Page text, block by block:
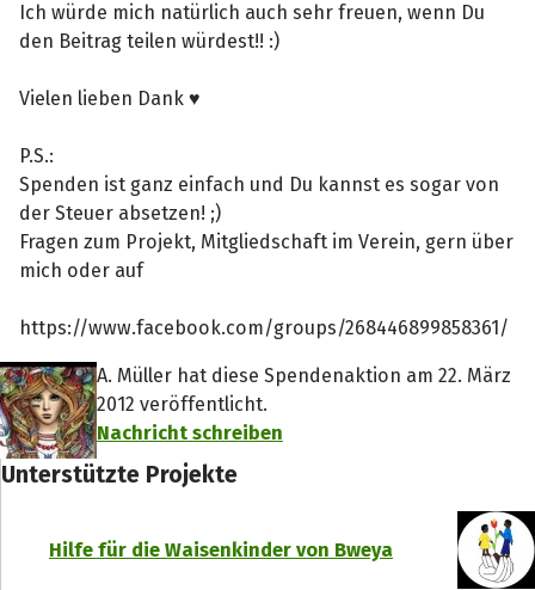
Ich würde mich natürlich auch sehr freuen, wenn Du
den Beitrag teilen würdest!! :)
Vielen lieben Dank ♥
P.S.:
Spenden ist ganz einfach und Du kannst es sogar von
der Steuer absetzen! ;)
Fragen zum Projekt, Mitgliedschaft im Verein, gern über
mich oder auf
https://www.facebook.com/groups/268446899858361/
A. Müller hat diese Spendenaktion am 22. März
2012 veröffentlicht.
Nachricht schreiben
Unterstützte Projekte
Hilfe für die Waisenkinder von Bweya